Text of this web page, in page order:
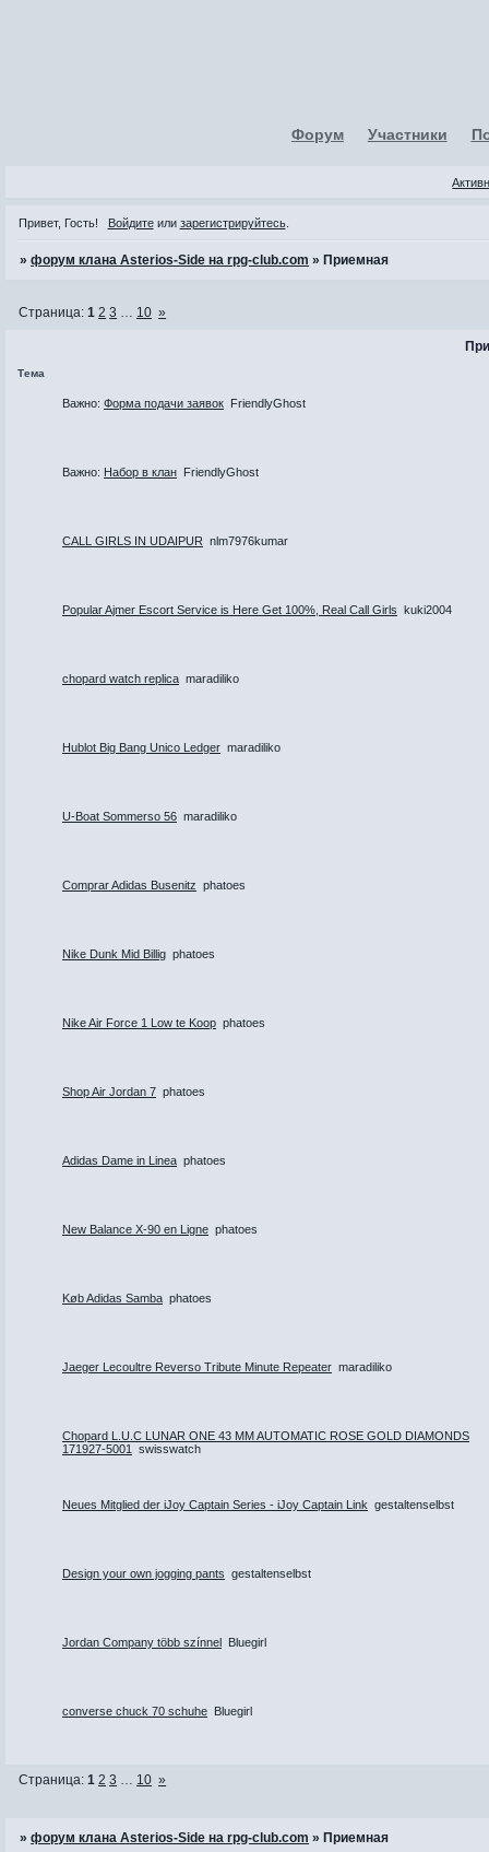
Форум Участники
Привет, Гость! Войдитеили зарегистрируйтесь.
»форум клана Asterios-Side на rpg-club.com » Приемная
Страница:1 2 3 … 10 »
Тема
Важно: Форма подачи заявок FriendlyGhost
Важно: Набор в клан FriendlyGhost
CALL GIRLS IN UDAIPUR nlm7976kumar
Popular Ajmer Escort Service is Here Get 100%, Real Call Girls kuki2004
chopard watch replica maradiliko
Hublot Big Bang Unico Ledger maradiliko
U-Boat Sommerso 56 maradiliko
Comprar Adidas Busenitz phatoes
Nike Dunk Mid Billig phatoes
Nike Air Force 1 Low te Koop phatoes
Shop Air Jordan 7 phatoes
Adidas Dame in Linea phatoes
New Balance X-90 en Ligne phatoes
Køb Adidas Samba phatoes
Jaeger Lecoultre Reverso Tribute Minute Repeater maradiliko
Chopard L.U.C LUNAR ONE 43 MM AUTOMATIC ROSE GOLD DIAMONDS
171927-5001
swisswatch
Neues Mitglied der iJoy Captain Series - iJoy Captain Link gestaltenselbst
Design your own jogging pants gestaltenselbst
Jordan Company több színnel Bluegirl
converse chuck 70 schuhe Bluegirl
Страница:1 2 3 … 10 »
»форум клана Asterios-Side на rpg-club.com »Приемная